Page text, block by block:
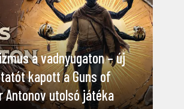
a vadnyugaton – új
kapott a Guns of
Antonov utolsó játéka